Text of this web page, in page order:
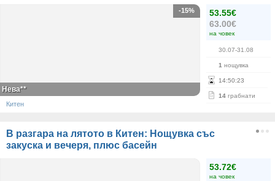
53.55€
63.00€
на човек
30.07-31.08
1 нощувка
14:50:22
14 грабнати
-15%
Нева**
Китен
В разгара на лятото в Китен: Нощувка със
закуска и вечеря, плюс басейн
53.72€
на човек